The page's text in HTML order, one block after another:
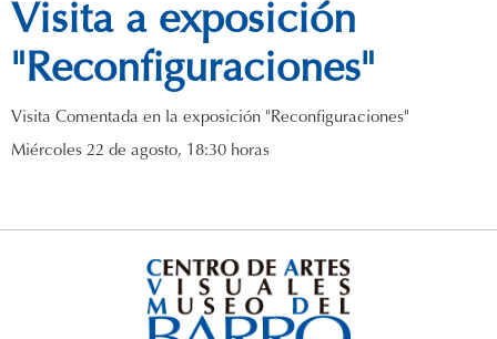
Visita a exposición
"Reconfiguraciones"
Visita Comentada en la exposición "Reconfiguraciones"
Miércoles 22 de agosto, 18:30 horas